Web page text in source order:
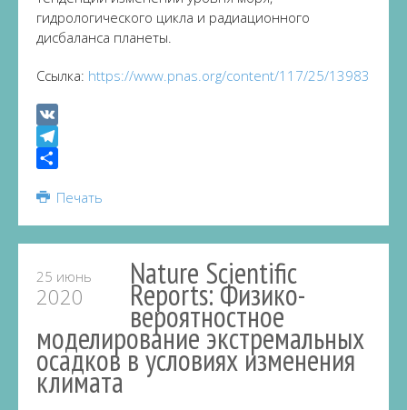
гидрологического цикла и радиационного
дисбаланса планеты.
Ссылка: https://www.pnas.org/content/117/25/13983
VK
Telegram
Печать
25 июнь
2020
Nature Scientific
Reports: Физико-
вероятностное
моделирование экстремальных
осадков в условиях изменения
климата